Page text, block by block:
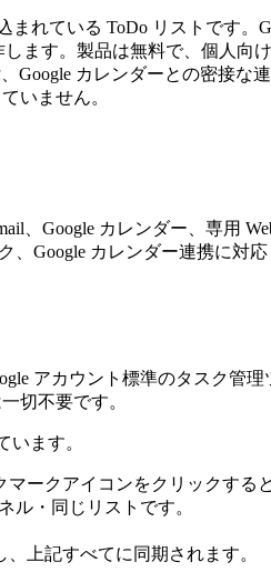
まれている ToDo リストです
ます。製品は無料で、個人
Google カレンダーとの密接
いません。
、Google カレンダー、専用
Google カレンダー連携に対
アカウント標準のタスク管
切不要です。
ます。
ークアイコンをクリックする
ル・同じリストです。
上記すべてに同期されます。